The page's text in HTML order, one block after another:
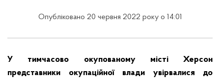
Опубліковано 20 червня 2022 року о 14:01
У тимчасово окупованому місті Херсон
представники окупаційної влади увірвалися до